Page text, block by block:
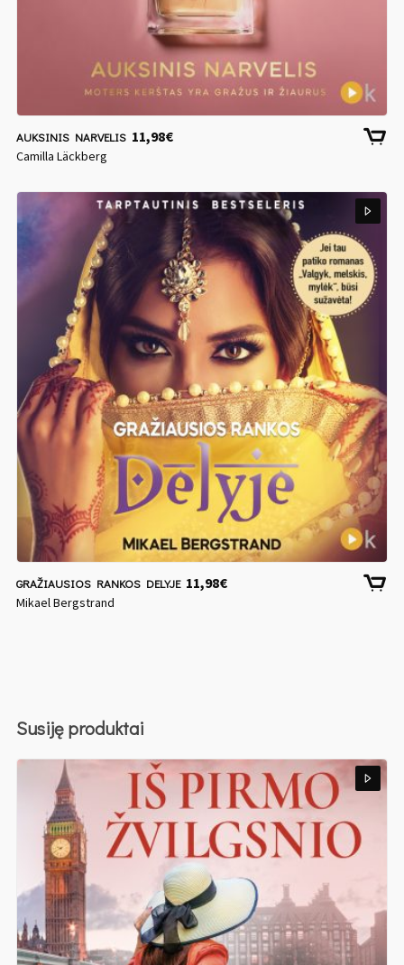
AUKSINIS NARVELIS 11,98€
Camilla Läckberg
GRAŽIAUSIOS RANKOS DELYJE 11,98€
Mikael Bergstrand
Susiję produktai